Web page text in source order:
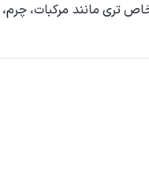
تری مانند مرکبات،